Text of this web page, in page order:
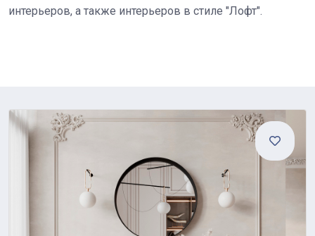
интерьеров, а также интерьеров в стиле "Лофт".